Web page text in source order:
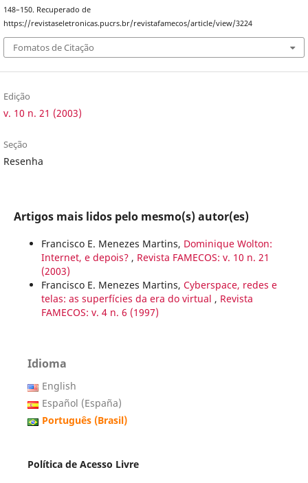
148–150. Recuperado de
https://revistaseletronicas.pucrs.br/revistafamecos/article/view/3224
Fomatos de Citação
Edição
v. 10 n. 21 (2003)
Seção
Resenha
Artigos mais lidos pelo mesmo(s) autor(es)
Francisco E. Menezes Martins, Dominique Wolton:
Internet, e depois? , Revista FAMECOS: v. 10 n. 21
(2003)
Francisco E. Menezes Martins, Cyberspace, redes e
telas: as superfícies da era do virtual , Revista
FAMECOS: v. 4 n. 6 (1997)
Idioma
English
Español (España)
Português (Brasil)
Política de Acesso Livre